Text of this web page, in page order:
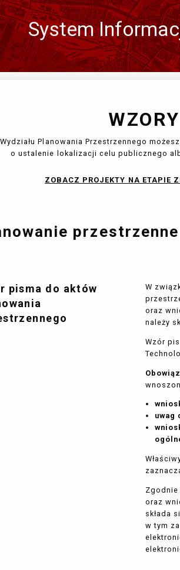
System
Planowania Przestrzennego
o ustalenie lokalizacji celu publicznego
ZOBACZ PROJEKTY NA ETAPIE
przestrzenne
pisma do aktów
W
oraz
należy
Wzór
uwag
oraz
składa
w tym